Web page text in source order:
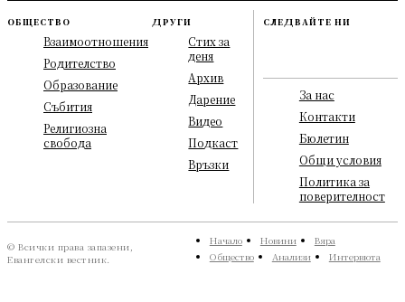
ОБЩЕСТВО
Взаимоотношения
Родителство
Образование
Събития
Религиозна
свобода
ДРУГИ
Стих за
деня
Архив
Дарение
Видео
Подкаст
Връзки
СЛЕДВАЙТЕ НИ
За нас
Контакти
Бюлетин
Общи условия
Политика за
поверителност
© Всички права запазени,
Евангелски вестник.
Начало Новини
Вяра
Общество
Анализи Интервюта